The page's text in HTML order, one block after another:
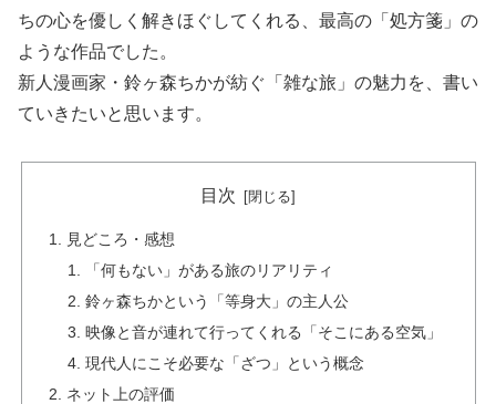
ちの心を優しく解きほぐしてくれる、最高の「処方箋」の
ような作品でした。
新人漫画家・鈴ヶ森ちかが紡ぐ「雑な旅」の魅力を、書い
ていきたいと思います。
目次
見どころ・感想
「何もない」がある旅のリアリティ
鈴ヶ森ちかという「等身大」の主人公
映像と音が連れて行ってくれる「そこにある空気」
現代人にこそ必要な「ざつ」という概念
ネット上の評価